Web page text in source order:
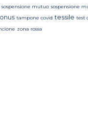
sospensione mutuo sospensione
tampone covid tessile test
zona rossa